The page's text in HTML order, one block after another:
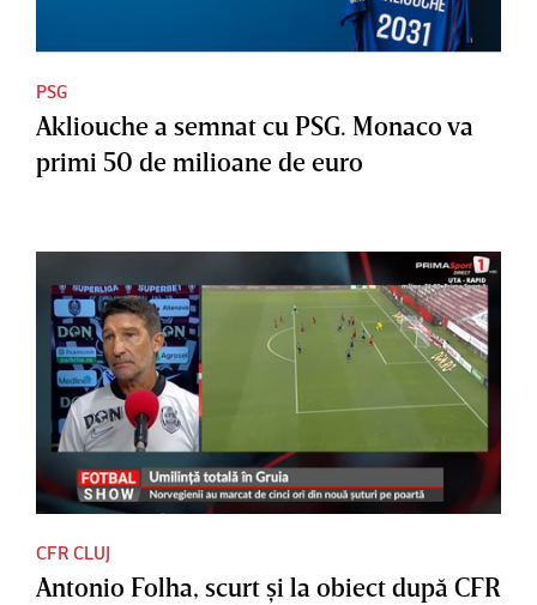
PSG
Akliouche a semnat cu PSG. Monaco va
primi 50 de milioane de euro
CFR CLUJ
Antonio Folha, scurt şi la obiect după CFR